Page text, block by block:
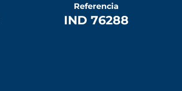
Referencia
IND 76288